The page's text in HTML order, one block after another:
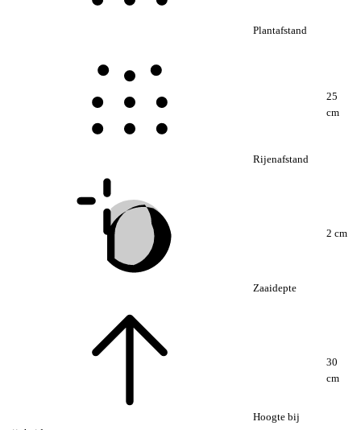
Plantafstand
Rijenafstand
25
cm
Zaaidepte
2 cm
Hoogte bij
30
cm